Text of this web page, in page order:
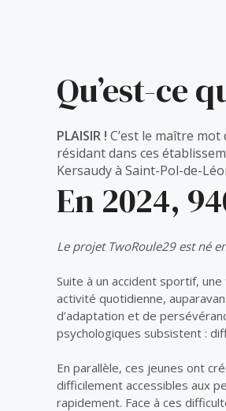
Qu’est-ce
PLAISIR ! C’est le maître
résidant dans ces
Kersaudy à Saint-Pol-de-
En 2024,
Le projet TwoRoule29 est né
Suite à un accident sportif,
activité quotidienne,
d’adaptation et de
psychologiques subsistent :
En parallèle, ces jeunes ont
difficilement accessibles aux
rapidement. Face à ces